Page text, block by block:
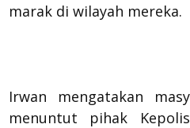
marak di wilayah mereka.
Irwan mengatakan
menuntut pihak